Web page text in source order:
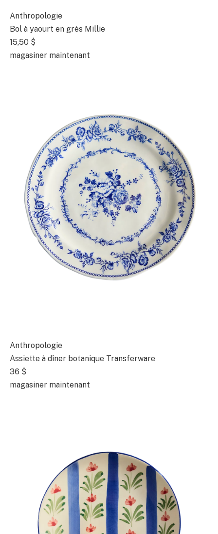
Anthropologie
Bol à yaourt en grès Millie
15,50 $
magasiner maintenant
Anthropologie
Assiette à dîner botanique Transferware
36 $
magasiner maintenant